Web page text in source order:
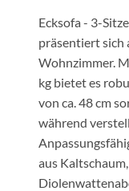
Ecksofa - 3-
präsentiert
Wohnzimmer.
kg bietet es
von ca. 48 cm
während
aus